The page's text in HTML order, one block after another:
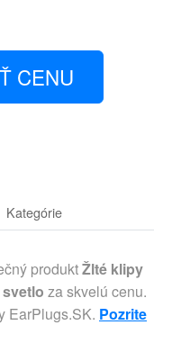
CENU
Kategórie
produktŽlté klipy
za skvelú cenu.
EarPlugs.SK. Pozrite